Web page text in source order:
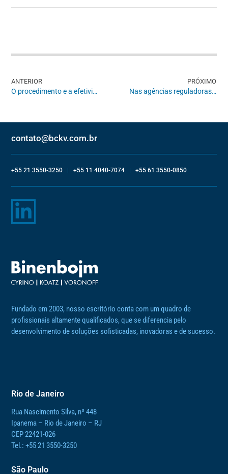
ANTERIOR
O procedimento e a efetividade dos litígios estruturais: os modelos “forte” e “fraco” de intervenção judicial em políticas públicas
PRÓXIMO
Nas agências reguladoras brasileiras, a captura seria política?
contato@bckv.com.br
+55 21 3550-3250 | +55 11 4040-7074 | +55 61 3550-0850
Fundado em 2003, nosso escritório conta com um quadro de
profissionais altamente qualificados, que se diferencia pelo
desenvolvimento de soluções sofisticadas, inovadoras e de sucesso.
Rio de Janeiro
Rua Nascimento Silva, nº 448
Ipanema – Rio de Janeiro – RJ
CEP 22421-026
Tel.: +55 21 3550-3250
São Paulo